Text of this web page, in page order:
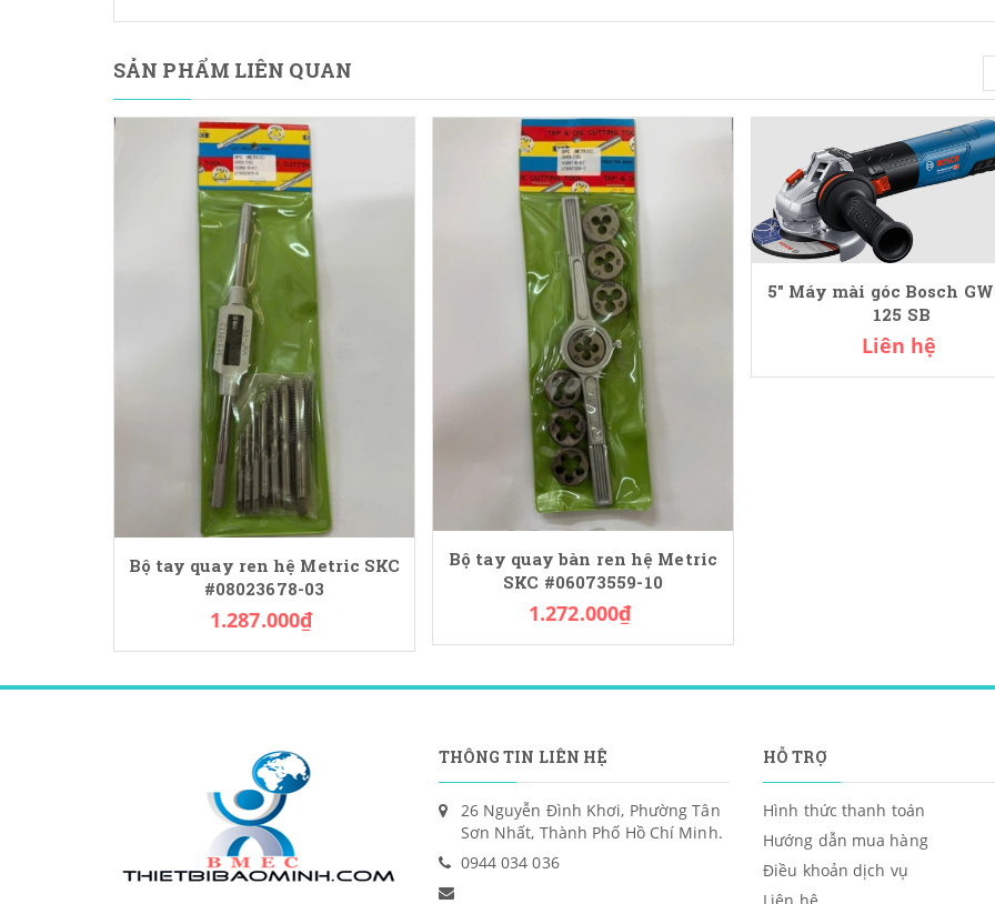
SẢN PHẨM LIÊN QUAN
Bộ tay quay ren hệ Metric SKC
#08023678-03
1.287.000₫
Bộ tay quay bàn ren hệ Metric
SKC #06073559-10
1.272.000₫
5" Máy mài góc Bosch
125 SB
Liên hệ
THÔNG TIN LIÊN HỆ
26 Nguyễn Đình Khơi, Phường Tân
Sơn Nhất, Thành Phố Hồ Chí Minh.
0944 034 036
HỖ TRỢ
Hình thức thanh toán
Hướng dẫn mua hàng
Điều khoản dịch vụ